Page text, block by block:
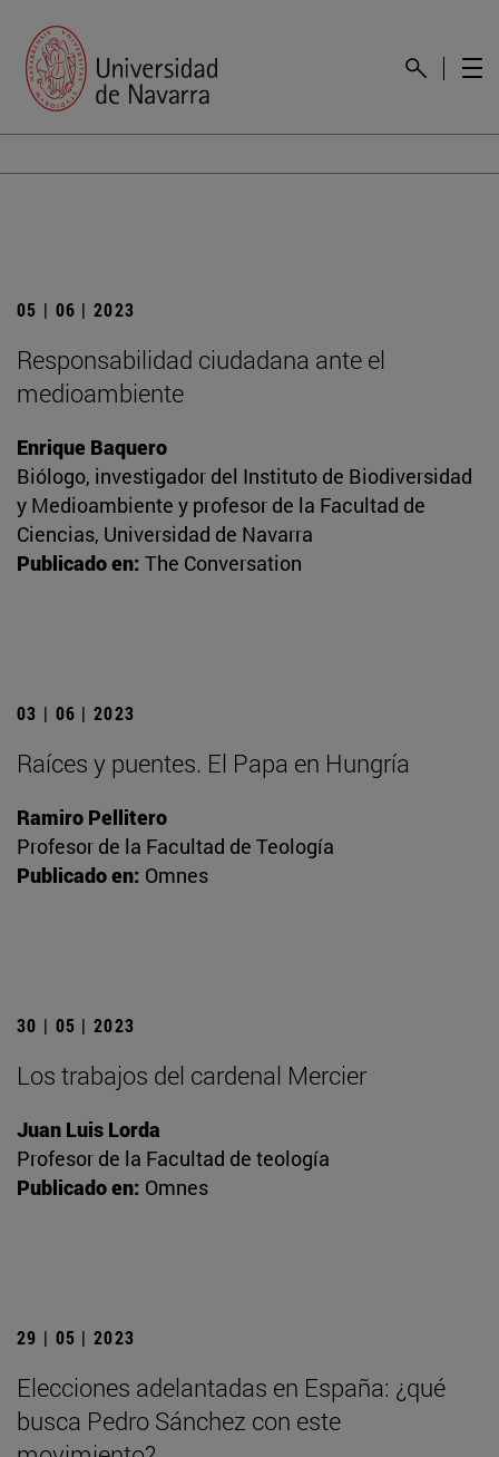
05 | 06 | 2023
Responsabilidad ciudadana ante el
medioambiente
Enrique Baquero
Biólogo, investigador del Instituto de Biodiversidad
y Medioambiente y profesor de la Facultad de
Ciencias, Universidad de Navarra
Publicado en: The Conversation
03 | 06 | 2023
Raíces y puentes. El Papa en Hungría
Ramiro Pellitero
Profesor de la Facultad de Teología
Publicado en: Omnes
30 | 05 | 2023
Los trabajos del cardenal Mercier
Juan Luis Lorda
Profesor de la Facultad de teología
Publicado en: Omnes
29 | 05 | 2023
Elecciones adelantadas en España: ¿qué
busca Pedro Sánchez con este